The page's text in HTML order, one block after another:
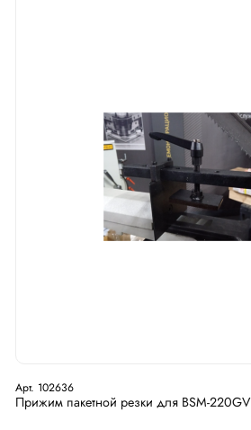
Арт. 102636
Прижим пакетной резки для BSM-220GV